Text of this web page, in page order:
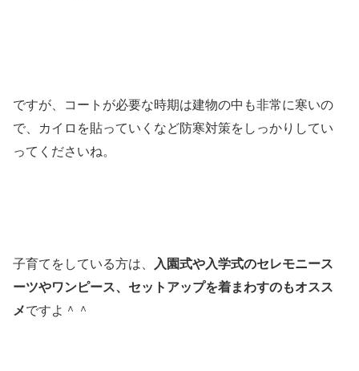
ですが、コートが必要な時期は建物の中も非常に寒いの
で、カイロを貼っていくなど防寒対策をしっかりしてい
ってくださいね。
子育てをしている方は、
入園式や入学式のセレモニース
ーツやワンピース、セットアップを着まわすのもオスス
メですよ＾＾